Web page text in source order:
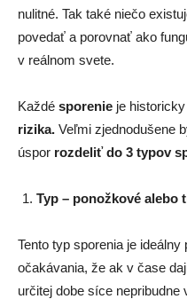
nulitné. Tak také niečo
povedať a porovnať ako
v reálnom svete.
Každé sporenie je historicky
rizika. Veľmi zjednodušene
úspor rozdeliť do 3 typov
Typ – ponožkové alebo
Tento typ sporenia je
očakávania, že ak v čase
určitej dobe síce